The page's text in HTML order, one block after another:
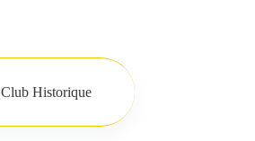
Club Historique